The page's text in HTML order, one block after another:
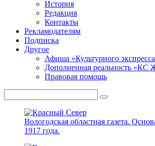
История
Редакция
Контакты
Рекламодателям
Подписка
Другое
Афиша «Культурного
Дополненная реальность «КС
Правовая помощь
Вологодская областная газета.
1917 года.